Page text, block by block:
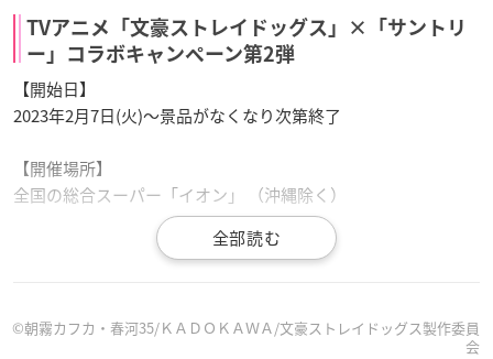
TVアニメ「文豪ストレイドッグス」×「サントリ
ー」コラボキャンペーン第2弾
【開始日】
2023年2月7日(火)〜景品がなくなり次第終了
【開催場所】
全国の総合スーパー「イオン」 （沖縄除く）
【INFO】全国の総合スーパー「イオン」でサントリーコラ
©朝霧カフカ・春河35/ＫＡＤＯＫＡＷＡ/文豪ストレイドッグス製作委員
会